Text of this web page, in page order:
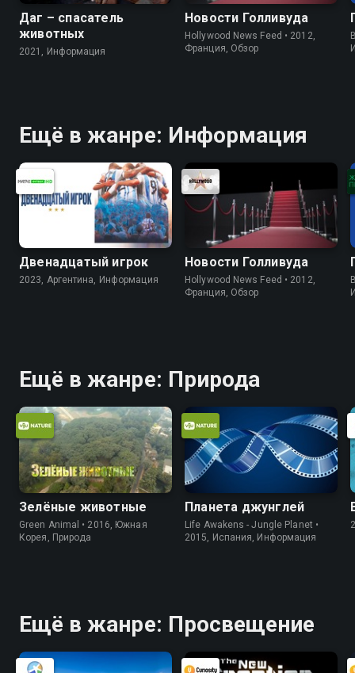
Даг – спасатель
животных
2021, Информация
Новости Голливуда
Hollywood News Feed • 2012,
Франция, Обзор
Ещё в жанре: Информация
Двенадцатый игрок
2023, Аргентина, Информация
Новости Голливуда
Hollywood News Feed • 2012,
Франция, Обзор
Ещё в жанре: Природа
Зелёные животные
Green Animal • 2016, Южная
Корея, Природа
Планета джунглей
Life Awakens - Jungle Planet •
2015, Испания, Информация
Ещё в жанре: Просвещение